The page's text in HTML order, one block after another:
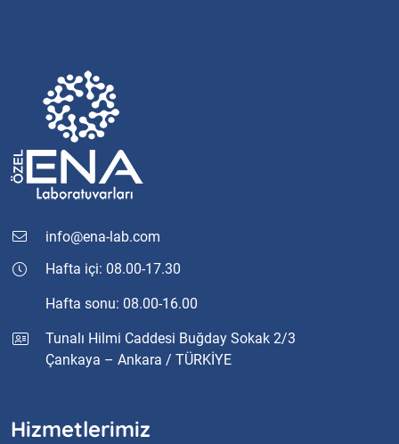
info@ena-lab.com
Hafta içi: 08.00-17.30
Hafta sonu: 08.00-16.00
Tunalı Hilmi Caddesi Buğday Sokak 2/3
Çankaya – Ankara / TÜRKİYE
Hizmetlerimiz